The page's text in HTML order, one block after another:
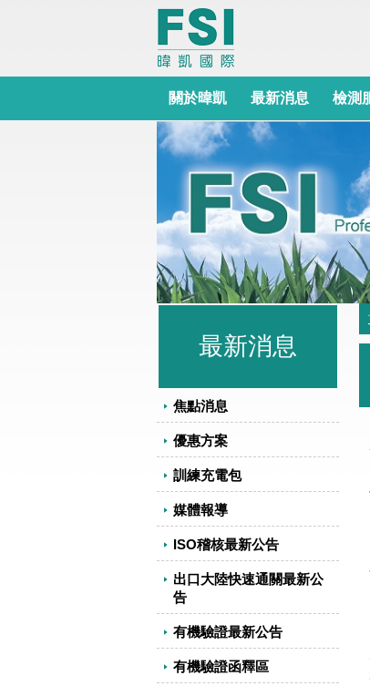
關於暐凱 最新消息 檢測
最新消息
焦點消息
優惠方案
訓練充電包
媒體報導
ISO稽核最新公告
出口大陸快速通關最新公
告
有機驗證最新公告
有機驗證函釋區